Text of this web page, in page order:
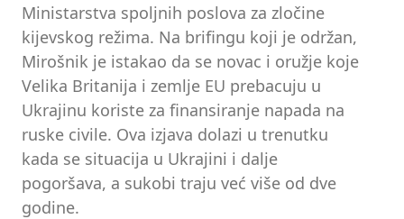
Ministarstva spoljnih poslova za zločine
kijevskog režima. Na brifingu koji je održan,
Mirošnik je istakao da se novac i oružje koje
Velika Britanija i zemlje EU prebacuju u
Ukrajinu koriste za finansiranje napada na
ruske civile. Ova izjava dolazi u trenutku
kada se situacija u Ukrajini i dalje
pogoršava, a sukobi traju već više od dve
godine.